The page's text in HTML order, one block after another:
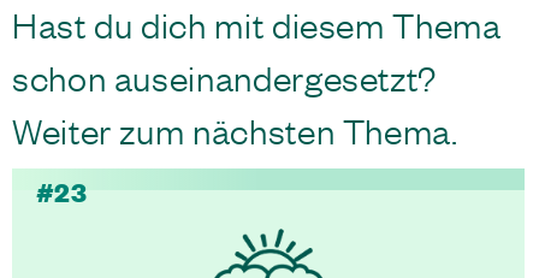
Hast du dich mit diesem Thema
schon auseinandergesetzt?
Weiter zum nächsten Thema.
#23